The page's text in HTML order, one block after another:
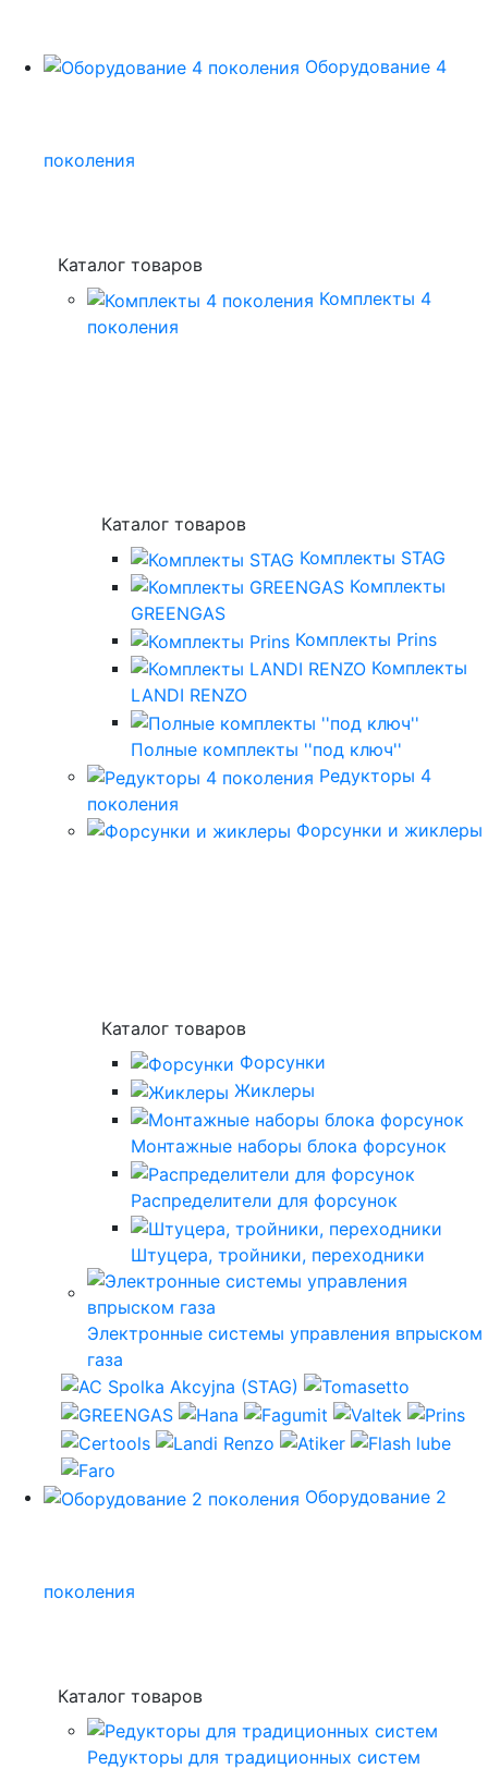
Оборудование 4
поколения
Каталог товаров
Комплекты 4
поколения
Каталог товаров
Комплекты STAG
Комплекты
GREENGAS
Комплекты Prins
Комплекты
LANDI RENZO
Полные комплекты ''под ключ''
Редукторы 4
поколения
Форсунки и жиклеры
Каталог товаров
Форсунки
Жиклеры
Монтажные наборы блока форсунок
Распределители для форсунок
Штуцера, тройники, переходники
Электронные системы управления впрыском
газа
Оборудование 2
поколения
Каталог товаров
Редукторы для традиционных систем